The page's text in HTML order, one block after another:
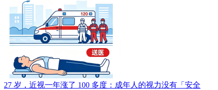
27 岁，近视一年涨了 100 多度：成年人的视力没有「安全